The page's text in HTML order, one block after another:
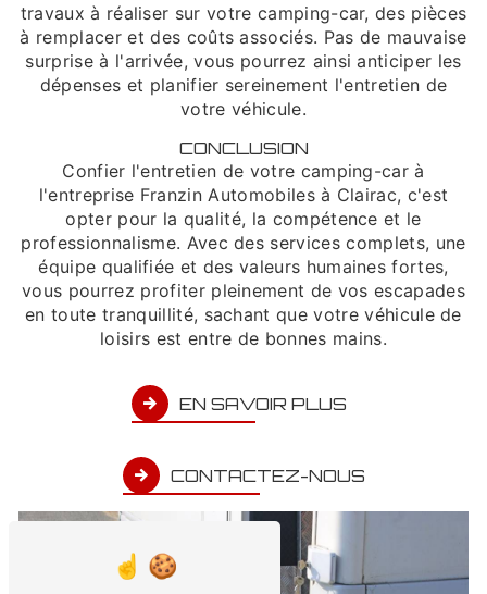
travaux à réaliser sur votre camping-car, des pièces
à remplacer et des coûts associés. Pas de mauvaise
surprise à l'arrivée, vous pourrez ainsi anticiper les
dépenses et planifier sereinement l'entretien de
votre véhicule.
CONCLUSION
Confier l'entretien de votre camping-car à
l'entreprise Franzin Automobiles à Clairac, c'est
opter pour la qualité, la compétence et le
professionnalisme. Avec des services complets, une
équipe qualifiée et des valeurs humaines fortes,
vous pourrez profiter pleinement de vos escapades
en toute tranquillité, sachant que votre véhicule de
loisirs est entre de bonnes mains.
EN SAVOIR PLUS
CONTACTEZ-NOUS